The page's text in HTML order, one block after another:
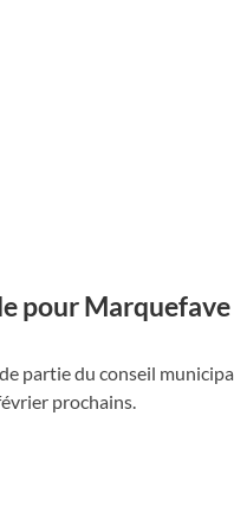
pour Marquefave
partie du conseil
prochains.